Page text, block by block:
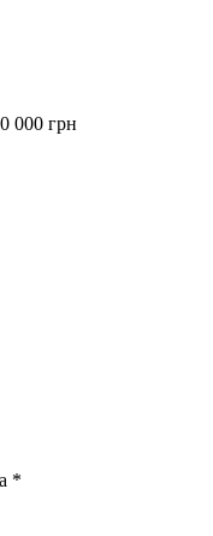
000 грн
*